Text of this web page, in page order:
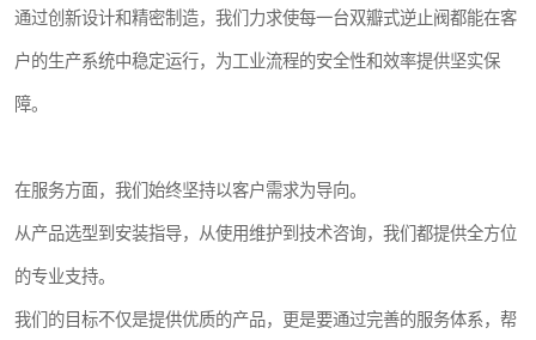
通过创新设计和精密制造，我们力求使每一台双瓣式逆止阀都能在客
户的生产系统中稳定运行，为工业流程的安全性和效率提供坚实保
障。
在服务方面，我们始终坚持以客户需求为导向。
从产品选型到安装指导，从使用维护到技术咨询，我们都提供全方位
的专业支持。
我们的目标不仅是提供优质的产品，更是要通过完善的服务体系，帮